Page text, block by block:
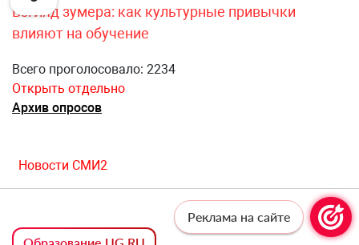
Взгляд зумера: как культурные привычки
влияют на обучение
Всего проголосовало: 2234
Открыть отдельно
Архив опросов
Новости СМИ2
Реклама на сайте